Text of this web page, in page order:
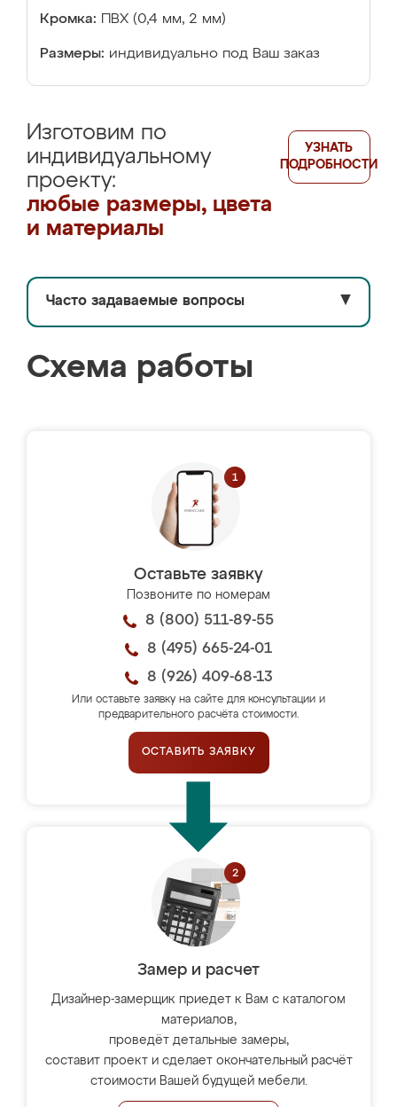
Кромка: ПВХ (0,4 мм, 2 мм)
Размеры: индивидуально под Ваш заказ
Изготовим по
индивидуальному
проекту:
любые размеры, цвета
и материалы
УЗНАТЬ
ПОДРОБНОСТИ
Часто задаваемые вопросы ▼
Схема работы
Оставьте заявку
Позвоните по номерам
8 (800) 511-89-55
8 (495) 665-24-01
8 (926) 409-68-13
Или оставьте заявку на сайте для консультации и
предварительного расчёта стоимости.
ОСТАВИТЬ ЗАЯВКУ
Замер и расчет
Дизайнер-замерщик приедет к Вам с каталогом
материалов,
проведёт детальные замеры,
составит проект и сделает окончательный расчёт
стоимости Вашей будущей мебели.